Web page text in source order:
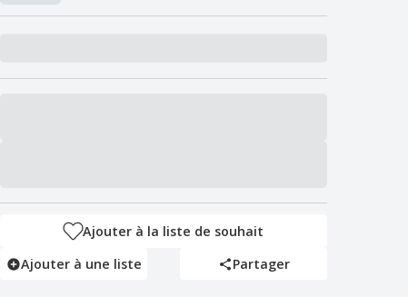
Ajouter à la liste de souhait
Ajouter à une liste
Partager